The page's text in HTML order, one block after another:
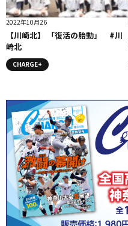
2022年10月26
【川崎北】 「復活の胎動」 #川
崎北
CHARGE+